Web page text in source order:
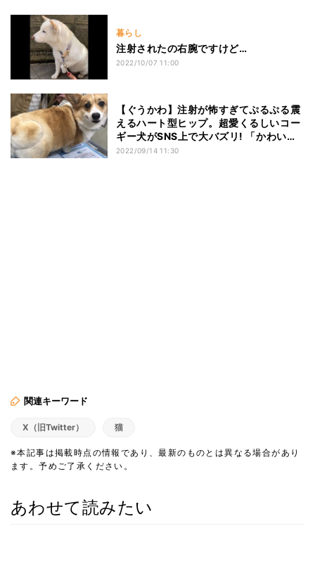
暮らし
注射されたの右腕ですけど…
2022/10/07 11:00
【ぐうかわ】注射が怖すぎてぷるぷる震
えるハート型ヒップ。超愛くるしいコー
ギー犬がSNS上で大バズリ! 「かわい
い」の声爆発
2022/09/14 11:30
関連キーワード
X（旧Twitter） 猫
※本記事は掲載時点の情報であり、最新のものとは異なる場合があり
ます。予めご了承ください。
あわせて読みたい